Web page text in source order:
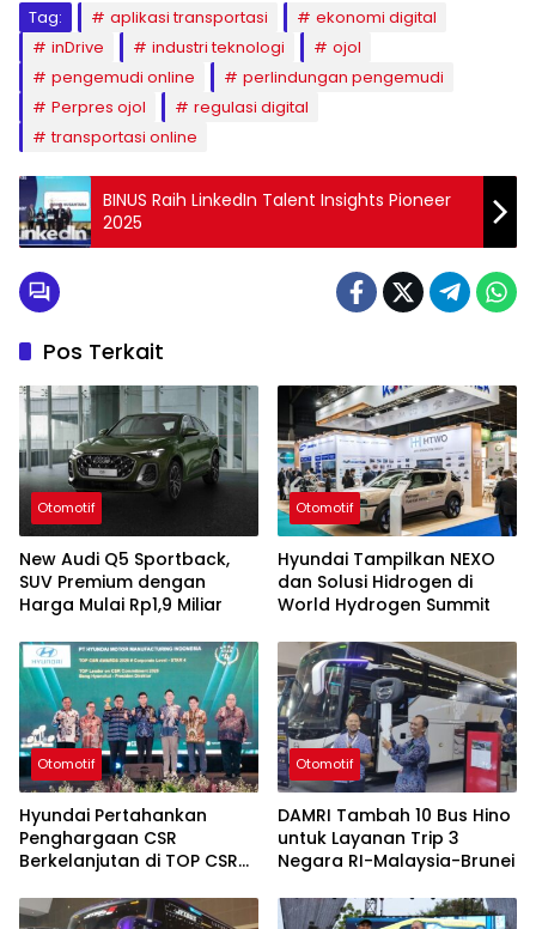
Tag: aplikasi transportasi
ekonomi digital
inDrive
industri teknologi
ojol
pengemudi online
perlindungan pengemudi
Perpres ojol
regulasi digital
transportasi online
BINUS Raih LinkedIn Talent Insights Pioneer
2025
Pos Terkait
Otomotif
New Audi Q5 Sportback,
SUV Premium dengan
Harga Mulai Rp1,9 Miliar
Otomotif
Hyundai Tampilkan NEXO
dan Solusi Hidrogen di
World Hydrogen Summit
Otomotif
Hyundai Pertahankan
Penghargaan CSR
Berkelanjutan di TOP CSR
Otomotif
DAMRI Tambah 10 Bus Hino
untuk Layanan Trip 3
Negara RI-Malaysia-Brunei